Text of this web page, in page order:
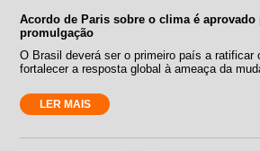
Acordo de Paris sobre o clima é
promulgação
O Brasil deverá ser o primeiro país a ratificar
fortalecer a resposta global à ameaça da
LER MAIS